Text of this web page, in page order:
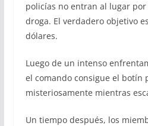
policías no entran al lugar
droga. El verdadero objetivo
dólares.
Luego de un intenso
el comando consigue el botín
misteriosamente mientras
Un tiempo después, los